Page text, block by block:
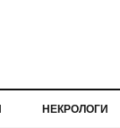
НЕКРОЛОГИ